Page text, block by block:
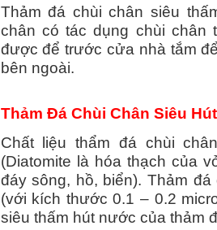
Thảm đá chùi chân siêu
chân có tác dụng chùi chân
được để trước cửa nhà tắm
bên ngoài.
Thảm Đá Chùi Chân Siêu
Chất liệu thẩm đá chùi
(Diatomite là hóa thạch của
đáy sông, hồ, biển). Thảm đá
(với kích thước 0.1 – 0.2
siêu thấm hút nước của thảm